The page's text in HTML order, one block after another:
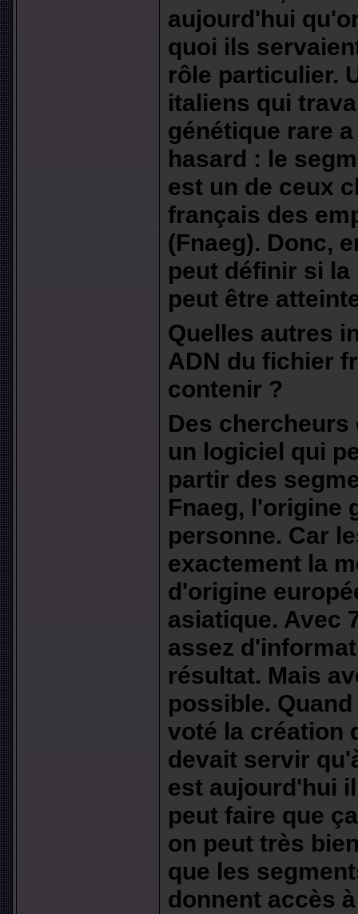
aujourd'hui
quoi ils
rôle particulier.
italiens qui
génétique rare
hasard : le
est un de ceux
français des
(Fnaeg). Donc,
peut définir si
peut être
Quelles autres
ADN du fichier
contenir ?
Des
un logiciel qui
partir des
Fnaeg, l'origine
personne. Car
exactement la
d'origine
asiatique. Avec
assez
résultat. Mais
possible.
voté la création
devait servir
est aujourd'hui
peut faire que
on peut très
que les
donnent accès